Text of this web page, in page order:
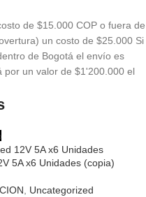
de $15.000 COP o fuera de
un costo de $25.000 Si
de Bogotá el envío es
por un valor de $1'200.000 el
5A x6 Unidades (copia)
Uncategorized